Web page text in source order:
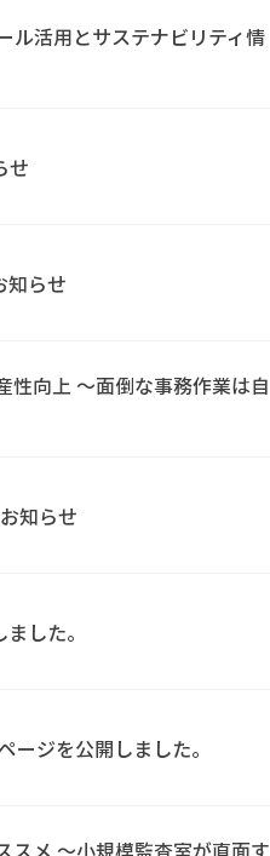
ル活用とサステナビリティ情
せ
知らせ
性向上 ～面倒な事務作業は自
知らせ
した。
ージを公開しました。
スメ ～小規模監査室が直面す